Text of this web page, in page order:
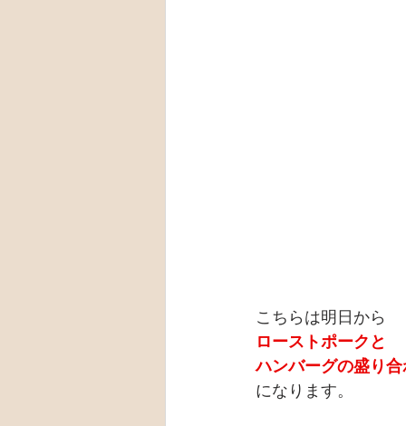
こちらは明日から
ローストポークと
ハンバーグの盛り
になります。